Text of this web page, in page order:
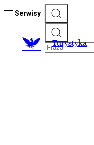
Serwisy
Turystyka